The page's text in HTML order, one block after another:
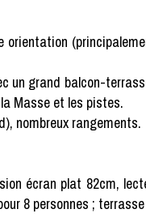
grand balcon-
Masse et les pistes.
nombreux rangements.
écran plat 82cm,
8 personnes ;